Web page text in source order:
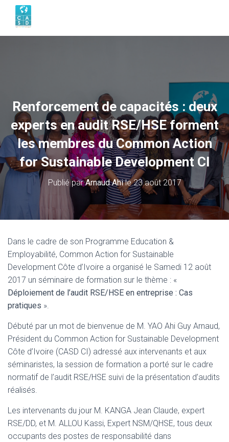
Renforcement de capacités : deux
experts en audit RSE/HSE forment
les membres du Common Action
for Sustainable Development CI
Publié parArnaud Ahile23 août 2017
Dans le cadre de son Programme Education &
Employabilité, Common Action for Sustainable
Development Côte d’Ivoire a organisé le Samedi 12 août
2017 un séminaire de formation sur le thème : «
Déploiement de l’audit RSE/HSE en entreprise : Cas
pratiques ».
Débuté par un mot de bienvenue de M. YAO Ahi Guy Arnaud,
Président du Common Action for Sustainable Development
Côte d’Ivoire (CASD CI) adressé aux intervenants et aux
séminaristes, la session de formation a porté sur le cadre
normatif de l’audit RSE/HSE suivi de la présentation d’audits
réalisés.
Les intervenants du jour M. KANGA Jean Claude, expert
RSE/DD, et M. ALLOU Kassi, Expert NSM/QHSE, tous deux
occupants des postes de responsabilité dans